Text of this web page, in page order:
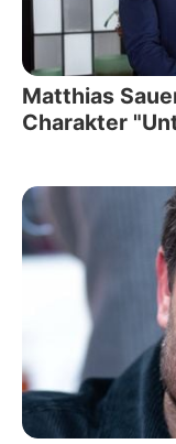
Matthias
Charakter